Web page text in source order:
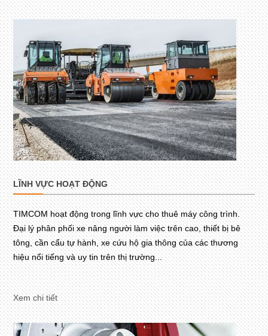
LĨNH VỰC HOẠT ĐỘNG
TIMCOM hoạt động trong lĩnh vực cho thuê máy công trình.
Đại lý phân phối xe nâng người làm việc trên cao, thiết bị bê
tông, cần cẩu tự hành, xe cứu hộ gia thông của các thương
hiệu nổi tiếng và uy tin trên thị trường...
Xem chi tiết